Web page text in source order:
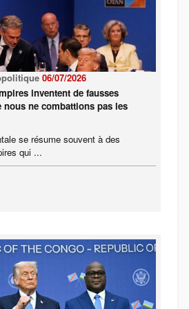
06/07/2026
inventent de fausses
nous ne combattions pas les
se résume souvent à des
qui ...